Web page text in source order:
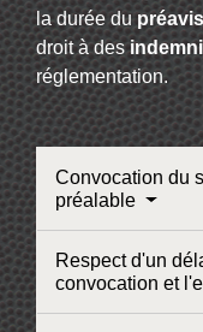
la durée dupréavis
droit à des
réglementation.
Convocation du
préalable
Respect d'un
convocation et